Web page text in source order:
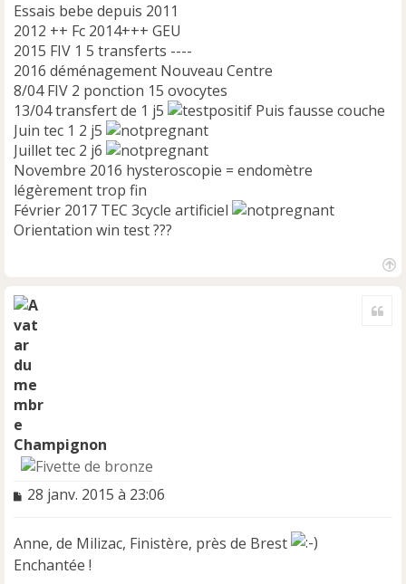
l
u
Essais bebe depuis 2011
2012 ++ Fc 2014+++ GEU
2015 FIV 1 5 transferts ----
2016 déménagement Nouveau Centre
8/04 FIV 2 ponction 15 ovocytes
13/04 transfert de 1 j5
Puis fausse couche
Juin tec 1 2 j5
Juillet tec 2 j6
Novembre 2016 hysteroscopie = endomètre
légèrement trop fin
Février 2017 TEC 3cycle artificiel
Orientation win test ???
Champignon
M
s
a
28 janv. 2015 à 23:06
Anne, de Milizac, Finistère, près de Brest
Enchantée !